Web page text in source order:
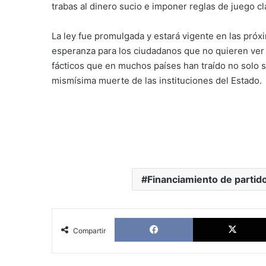
trabas al dinero sucio e imponer reglas de juego
La ley fue promulgada y estará vigente en las
esperanza para los ciudadanos que no quieren
fácticos que en muchos países han traído no solo
mismísima muerte de las instituciones del Estado.
Financiamiento de
Compartir
Facebook